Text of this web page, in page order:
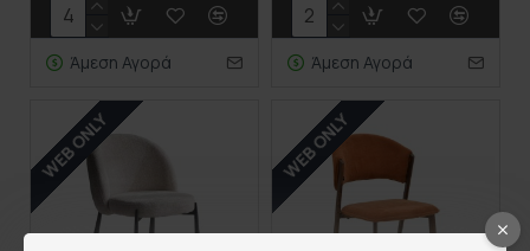
Άμεση Αγορά Άμεση Αγορά
WEB ONLY WEB ONLY